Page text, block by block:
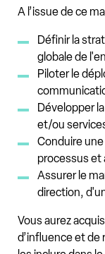
A l’issue de ce
Définir la
globale de
Piloter le
Développer
et/ou
Conduire
processus et
Assurer le
direction,
Vous aurez
d’influence et de